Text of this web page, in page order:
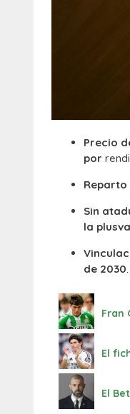
Precio
por
Sin
la
de 2030.
Fran
El
El